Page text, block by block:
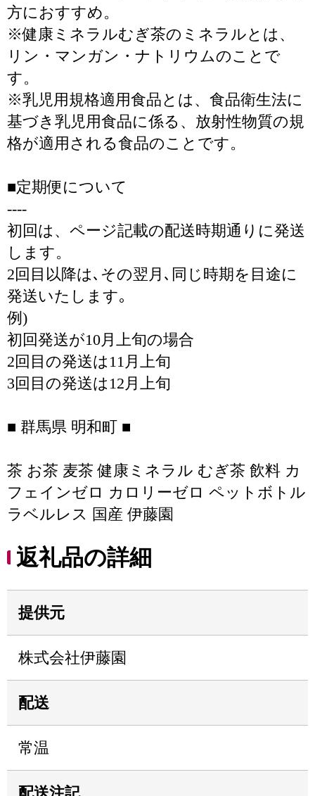
方におすすめ。
※健康ミネラルむぎ茶のミネラルとは、
リン・マンガン・ナトリウムのことで
す。
※乳児用規格適用食品とは、食品衛生法に
基づき乳児用食品に係る、放射性物質の規
格が適用される食品のことです。
■定期便について
----
初回は、ページ記載の配送時期通りに発送
します。
2回目以降は､その翌月､同じ時期を目途に
発送いたします｡
例)
初回発送が10月上旬の場合
2回目の発送は11月上旬
3回目の発送は12月上旬
■ 群馬県 明和町 ■
茶 お茶 麦茶 健康ミネラル むぎ茶 飲料 カ
フェインゼロ カロリーゼロ ペットボトル
ラベルレス 国産 伊藤園
返礼品の詳細
提供元
株式会社伊藤園
配送
常温